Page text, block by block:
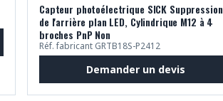
Capteur photoélectrique SICK Suppression
de l'arrière plan LED, Cylindrique M12 à 4
broches PnP Non
Réf. fabricant GRTB18S-P2412
Demander un devis